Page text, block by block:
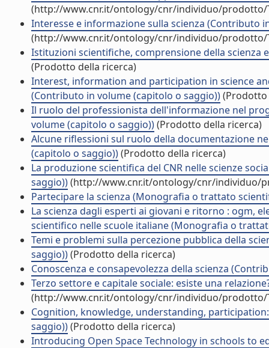
(http://www.cnr.it/ontology/cnr/individuo/prodotto/
Interesse e informazione sulla scienza (Contributo
(http://www.cnr.it/ontology/cnr/individuo/prodotto/
Istituzioni scientifiche, comprensione della scienza
(Prodotto della ricerca)
Interest, information and participation in science
(Contributo in volume (capitolo o saggio))(Prodotto
Il ruolo del professionista dell'informazione nel
volume (capitolo o saggio))(Prodotto della ricerca)
Alcune riflessioni sul ruolo della documentazione
(capitolo o saggio))(Prodotto della ricerca)
La produzione scientifica del CNR nelle scienze
saggio))(http://www.cnr.it/ontology/cnr/individuo/
Partecipare la scienza (Monografia o trattato
La scienza dagli esperti ai giovani e ritorno : ogm,
scientifico nelle scuole italiane (Monografia o
Temi e problemi sulla percezione pubblica della
saggio))(Prodotto della ricerca)
Conoscenza e consapevolezza della scienza
Terzo settore e capitale sociale: esiste una
(http://www.cnr.it/ontology/cnr/individuo/prodotto/
Cognition, knowledge, understanding,
saggio))(Prodotto della ricerca)
Introducing Open Space Technology in schools to